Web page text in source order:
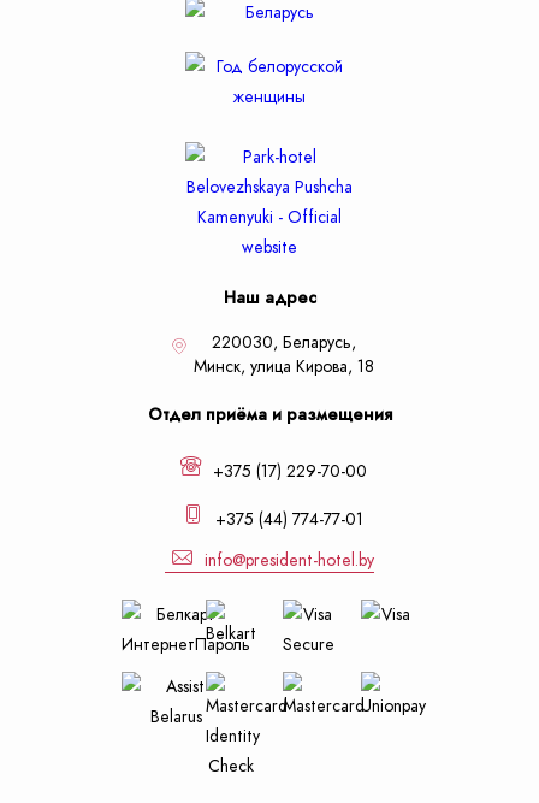
Наш адрес
220030, Беларусь,
Минск, улица Кирова, 18
Отдел приёма и размещения
+375 (17) 229-70-00
+375 (44) 774-77-01
info@president-hotel.by